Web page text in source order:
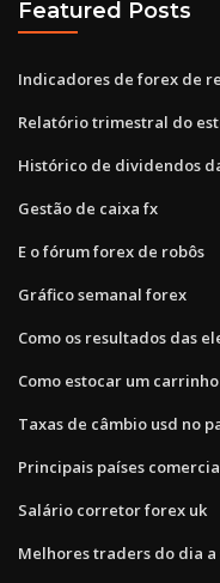
Featured Posts
Indicadores de forex de
Relatório trimestral do
Histórico de dividendos
Gestão de caixa fx
E o fórum forex de robôs
Gráfico semanal forex
Como os resultados das
Como estocar um
Taxas de câmbio usd no
Principais países
Salário corretor forex uk
Melhores traders do dia